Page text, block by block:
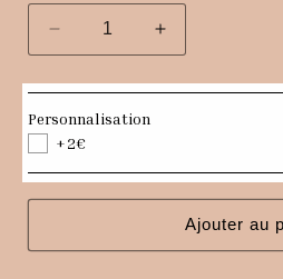
Réduire
la
quantité
Sac
pochette
Isa
bleu
et
Augmenter
la
quantité
Isa
bleu
marine
et
Personnalisation
+2€
Ajouter au